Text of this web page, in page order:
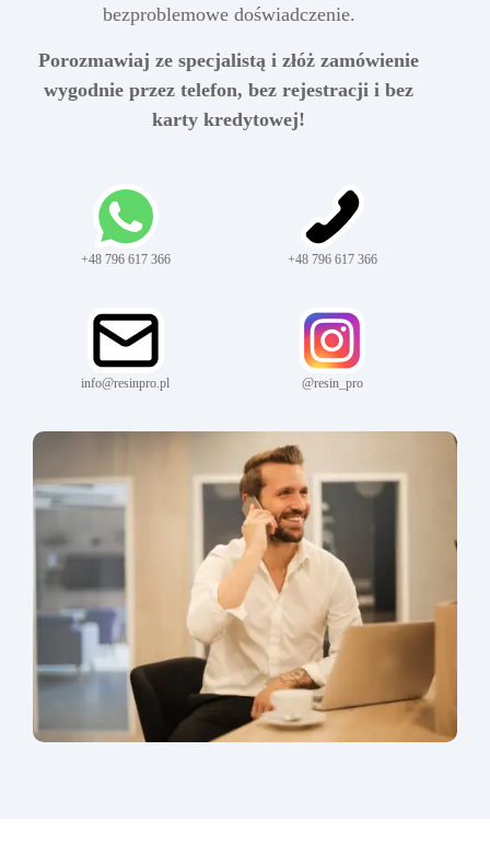
bezproblemowe doświadczenie.
Porozmawiaj ze specjalistą i złóż zamówienie
wygodnie przez telefon, bez rejestracji i bez
karty kredytowej!
+48 796 617 366 +48 796 617 366
info@resinpro.pl @resin_pro